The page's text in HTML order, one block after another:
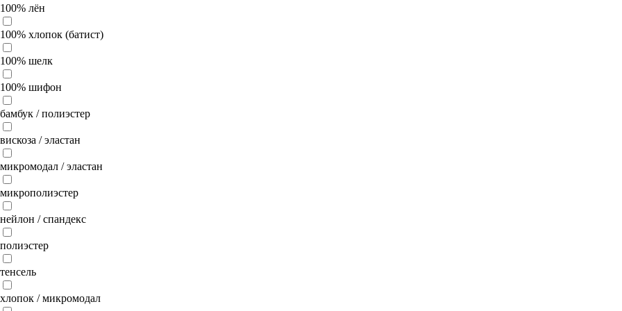
100% лён
100% хлопок (батист)
100% шелк
100% шифон
бамбук / полиэстер
вискоза / эластан
микромодал / эластан
микрополиэстер
нейлон / спандекс
полиэстер
тенсель
хлопок / микромодал